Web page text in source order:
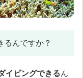
るんですか？
イビングできるん